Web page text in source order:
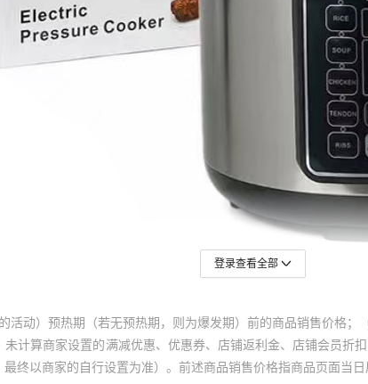
登录查看全部
活动）预热期（若无预热期，则为爆发期）前的商品销售价格
计算商家设置的满减优惠、优惠券、店铺返利金、店铺会员
终以商家的自行设置为准）。前述商品销售价格指商品页面当